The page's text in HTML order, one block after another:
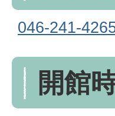
046-241-
開館